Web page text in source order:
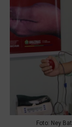
Foto: Ney